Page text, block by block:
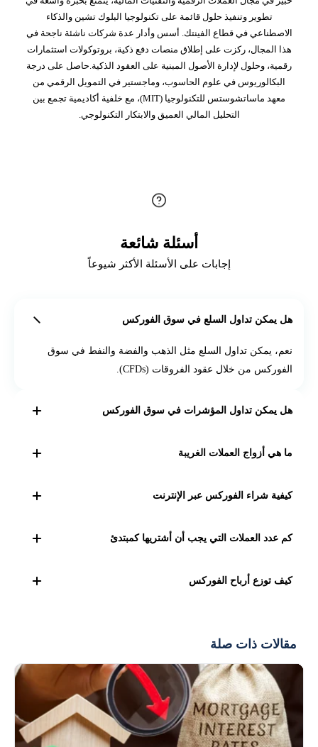
تطوير وتنفيذ حلول قائمة على تكنولوجيا البلوك تشين والذكاء
الاصطناعي في قطاع الفينتك. أسس وأدار عدة شركات ناشئة ناجحة في
هذا المجال، ركزت على إطلاق منصات دفع ذكية، بروتوكولات استثمارات
رقمية، وحلول لإدارة الأصول المبنية على العقود الذكية.حاصل على درجة
البكالوريوس في علوم الحاسوب، وماجستير في التمويل الرقمي من
معهد ماساتشوستس للتكنولوجيا (MIT)، مع خلفية أكاديمية تجمع بين
التحليل المالي العميق والابتكار التكنولوجي.
أسئلة شائعة
إجابات على الأسئلة الأكثر شيوعاً
هل يمكن تداول السلع في سوق الفوركس
نعم، يمكن تداول السلع مثل الذهب والفضة والنفط في سوق
الفوركس من خلال عقود الفروقات (CFDs).
هل يمكن تداول المؤشرات في سوق الفوركس
Nasdaq في سوق الفوركس من خلال عقود الفروقات (CFDs).
ما هي أزواج العملات الغريبة
USD/HKD، USD/MXN، USD/ZAR.
كيفية شراء الفوركس عبر الإنترنت
وسيط مرخص، ثم ابحث عن زوج العملة التي تريد شراءها،
كم عدد العملات التي يجب أن أشتريها كمبتدئ
والين (1-7) لتقليل المخاطر. اختر أسهمًا في شركات كبيرة
كيف توزع أرباح الفوركس
للمساهمين المسجلين في تاريخ محدد اذا كان نظام بوت التداول
أو النسخ.
مقالات ذات صلة